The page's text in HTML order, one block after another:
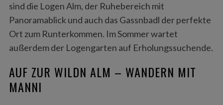
sind die Logen Alm, der Ruhebereich mit
Panoramablick und auch das Gassnbadl der perfekte
Ort zum Runterkommen. Im Sommer wartet
außerdem der Logengarten auf Erholungssuchende.
AUF ZUR WILDN ALM – WANDERN MIT
MANNI